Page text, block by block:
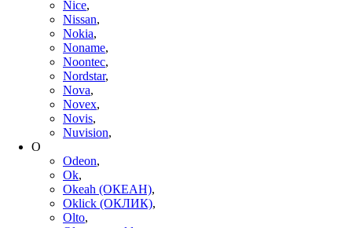
Nice,
Nissan,
Nokia,
Noname,
Noontec,
Nordstar,
Nova,
Novex,
Novis,
Nuvision,
O
Odeon,
Ok,
Okeah (ОКЕАН),
Oklick (ОКЛИК),
Olto,